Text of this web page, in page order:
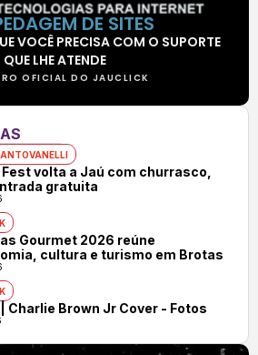
DE SITES
VOCÊ PRECISA COM O SUPORTE
QUE LHE ATENDE
OFICIAL DO JAUCLICK
volta a Jaú com churrasco,
gratuita
Gourmet 2026 reúne
cultura e turismo em Brotas
| Charlie Brown Jr Cover - Fotos